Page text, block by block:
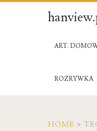
ART.
ROZRYWKA
HOME >